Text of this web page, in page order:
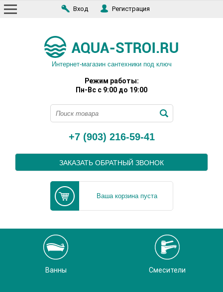
Вход Регистрация
Интернет-магазин сантехники под ключ
Режим работы:
Пн-Вс с 9:00 до 19:00
+7 (903) 216-59-41
ЗАКАЗАТЬ ОБРАТНЫЙ ЗВОНОК
Ваша корзина пуста
Ванны Смесители